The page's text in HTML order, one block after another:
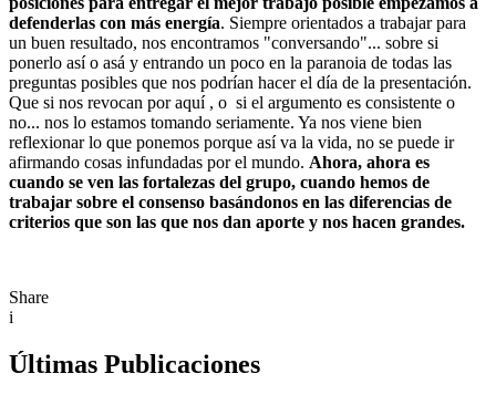
defenderlas con más energía. Siempre orientados a trabajar para
un buen resultado, nos encontramos "conversando"... sobre si
ponerlo así o asá y entrando un poco en la paranoia de todas las
preguntas posibles que nos podrían hacer el día de la presentación.
Que si nos revocan por aquí , o si el argumento es consistente o
no... nos lo estamos tomando seriamente. Ya nos viene bien
reflexionar lo que ponemos porque así va la vida, no se puede ir
afirmando cosas infundadas por el mundo. Ahora, ahora es
cuando se ven las fortalezas del grupo, cuando hemos de
trabajar sobre el consenso basándonos en las diferencias de
criterios que son las que nos dan aporte y nos hacen grandes.
Share
i
Últimas Publicaciones